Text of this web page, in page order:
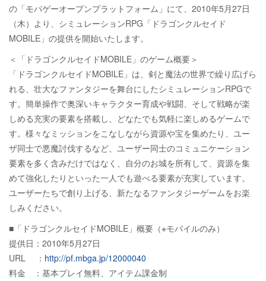
の「モバゲーオープンプラットフォーム」にて、2010年5月27日
（木）より、シミュレーションRPG「ドラゴンクルセイド
MOBILE」の提供を開始いたします。
＜「ドラゴンクルセイドMOBILE」のゲーム概要＞
「ドラゴンクルセイドMOBILE」は、剣と魔法の世界で繰り広げら
れる、壮大なファンタジーを舞台にしたシミュレーションRPGで
す。簡単操作で奥深いキャラクター育成や戦闘、そして戦略が楽
しめる充実の要素を搭載し、どなたでも気軽に楽しめるゲームで
す。様々なミッションをこなしながら資源や宝を集めたり、ユー
ザ同士で悪魔討伐するなど、ユーザー同士のコミュニケーション
要素を多く含みだけではなく、自分のお城を所有して、資源を集
めて強化したりといった一人でも遊べる要素が充実しています。
ユーザーたちで創り上げる、新たなるファンタジーゲームをお楽
しみください。
■「ドラゴンクルセイドMOBILE」概要（※モバイルのみ）
提供日：2010年5月27日
URL ： http://pf.mbga.jp/12000040
料金 ：基本プレイ無料、アイテム課金制